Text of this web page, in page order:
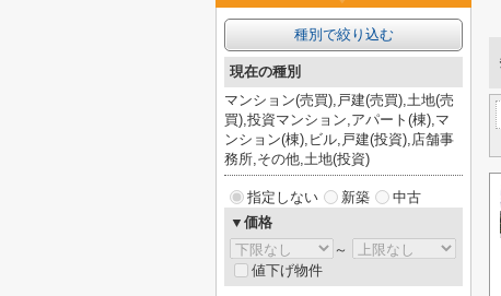
種別で絞り込む
現在の種別
マンション(売買),戸建(売買),土地(売
買),投資マンション,アパート(棟),マ
ンション(棟),ビル,戸建(投資),店舗事
務所,その他,土地(投資)
指定しない 新築
中古
▼価格
～
値下げ物件